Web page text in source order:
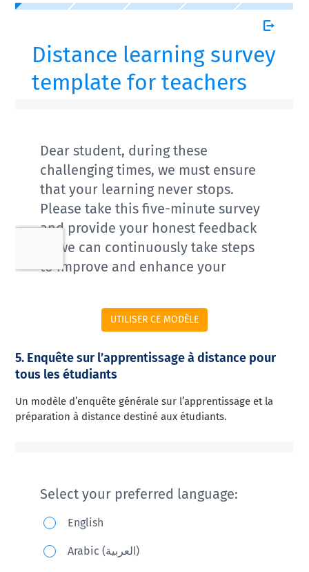
UTILISER CE MODÈLE
5. Enquête sur l’apprentissage à distance pour
tous les étudiants
Un modèle d’enquête générale sur l’apprentissage et la
préparation à distance destiné aux étudiants.